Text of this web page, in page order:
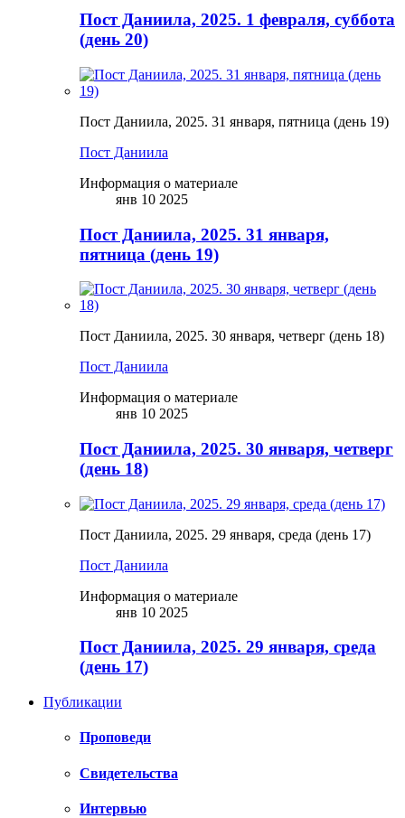
Пост Даниила, 2025. 1 февраля, суббота
(день 20)
Пост Даниила, 2025. 31 января, пятница (день 19)
Пост Даниила
Информация о материале
янв 10 2025
Пост Даниила, 2025. 31 января,
пятница (день 19)
Пост Даниила, 2025. 30 января, четверг (день 18)
Пост Даниила
Информация о материале
янв 10 2025
Пост Даниила, 2025. 30 января, четверг
(день 18)
Пост Даниила, 2025. 29 января, среда (день 17)
Пост Даниила
Информация о материале
янв 10 2025
Пост Даниила, 2025. 29 января, среда
(день 17)
Публикации
Проповеди
Свидетельства
Интервью